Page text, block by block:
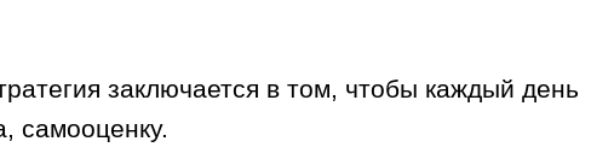
заключается в том, чтобы каждый день
самооценку.